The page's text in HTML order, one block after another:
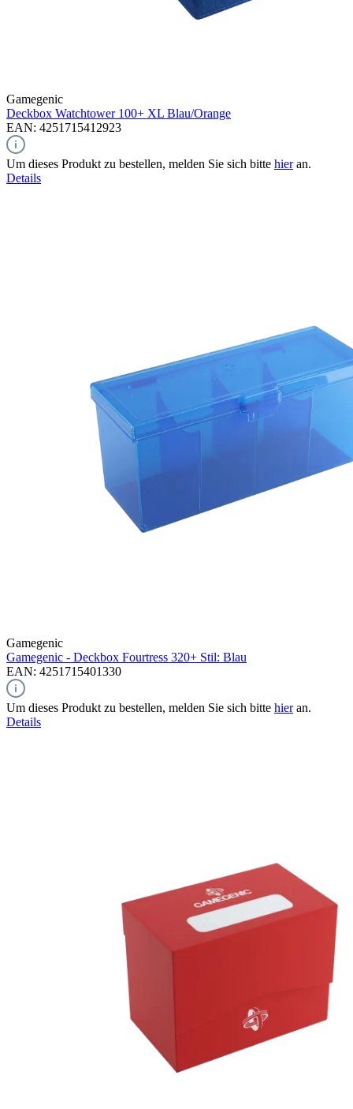
Gamegenic
Deckbox Watchtower 100+ XL Blau/Orange
EAN: 4251715412923
Um dieses Produkt zu bestellen, melden Sie sich bitte hieran.
Details
Gamegenic
Gamegenic - Deckbox Fourtress 320+ Stil: Blau
EAN: 4251715401330
Um dieses Produkt zu bestellen, melden Sie sich bitte hieran.
Details